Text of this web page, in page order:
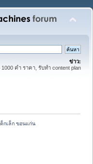
ข่าว:
คำ ราคา, รับทำ content plan
กเล็ก ขอนแก่น